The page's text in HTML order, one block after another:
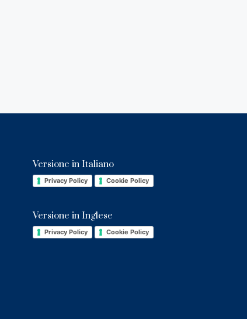
Versione in Italiano
Privacy Policy Cookie Policy
Versione in Inglese
Privacy Policy Cookie Policy